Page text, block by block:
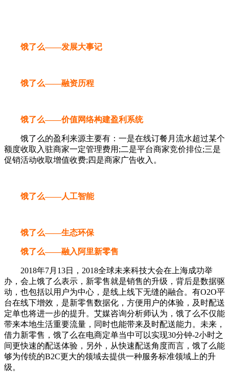
饿了么——发展大事记
饿了么——融资历程
饿了么——价值网络构建盈利系统
饿了么的盈利来源主要有：一是在线订餐月流水超过某个
额度收取入驻商家一定管理费用;二是平台商家竞价排位;三是
促销活动收取增值收费;四是商家广告收入。
饿了么——人工智能
饿了么——生态环保
饿了么——融入阿里新零售
2018年7月13日，2018全球未来科技大会在上海成功举
办，会上饿了么表示，新零售就是销售的升级，背后是数据驱
动，也包括以用户为中心，是线上线下无缝的融合。有O2O平
台在线下增效，是新零售数据化，方便用户的体验，及时配送
定单也将进一步的提升。艾媒咨询分析师认为，饿了么不仅能
带来本地生活重要流量，同时也能带来及时配送能力。未来，
借力新零售，饿了么在电商定单当中可以实现30分钟-2小时之
间更快速的配送体验，另外，从快速配送角度而言，饿了么能
够为传统的B2C更大的领域去提供一种服务标准领域上的升
级。